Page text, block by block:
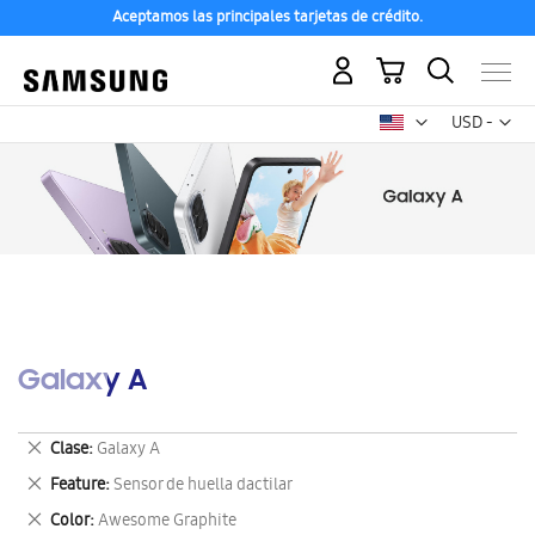
Aceptamos las principales tarjetas de crédito.
USD -
dólar
Mi carrito
Galaxy A
Clase Galaxy A
Eliminar
este
artículo
Feature Sensor de huella dactilar
Eliminar
este
Color Awesome Graphite
Eliminar